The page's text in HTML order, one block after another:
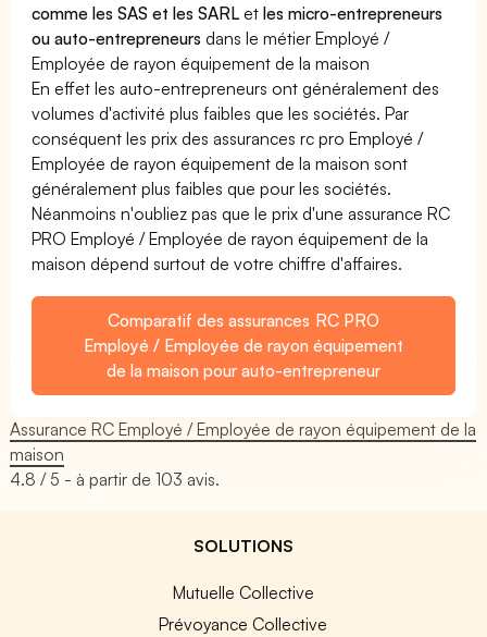
comme les SAS et les SARL etles micro-entrepreneurs
ou auto-entrepreneurs dans le métier Employé /
Employée de rayon équipement de la maison
En effet les auto-entrepreneurs ont généralement des
volumes d'activité plus faibles que les sociétés. Par
conséquent les prix des assurances rc pro Employé /
Employée de rayon équipement de la maison sont
généralement plus faibles que pour les sociétés.
Néanmoins n'oubliez pas que le prix d'une assurance RC
PRO Employé / Employée de rayon équipement de la
maison dépend surtout de votre chiffre d'affaires.
Comparatif des assurances RC PRO
Employé / Employée de rayon équipement
de la maison pour auto-entrepreneur
Assurance RC Employé / Employée de rayon équipement de la
maison
4.8 / 5 - à partir de103 avis.
SOLUTIONS
Mutuelle Collective
Prévoyance Collective